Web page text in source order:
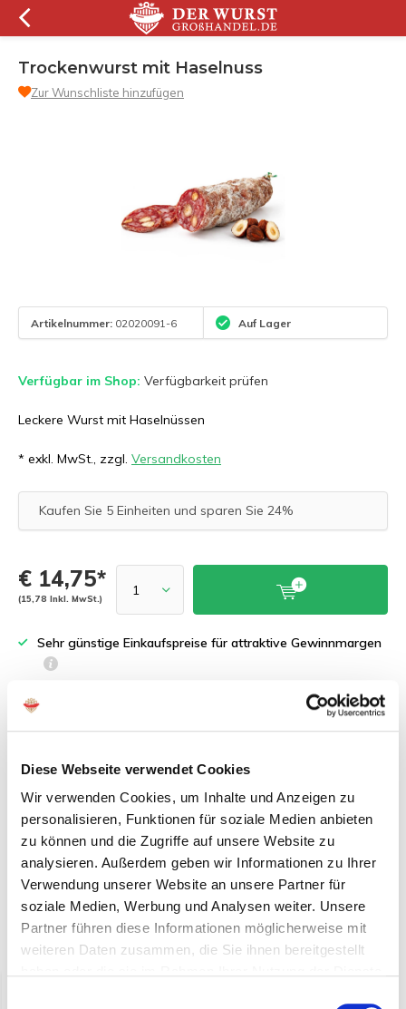
Diese Webseite verwendet Cookies
Wir verwenden Cookies, um Inhalte und Anzeigen zu
personalisieren, Funktionen für soziale Medien anbieten
zu können und die Zugriffe auf unsere Website zu
analysieren. Außerdem geben wir Informationen zu Ihrer
Verwendung unserer Website an unsere Partner für
soziale Medien, Werbung und Analysen weiter. Unsere
Partner führen diese Informationen möglicherweise mit
weiteren Daten zusammen, die Sie ihnen bereitgestellt
Trockenwurst mit Haselnuss
Zur Wunschliste hinzufügen
Artikelnummer: 02020091-6 Auf Lager
Verfügbar im Shop: Verfügbarkeit prüfen
Leckere Wurst mit Haselnüssen
* exkl. MwSt., zzgl. Versandkosten
Kaufen Sie 5 Einheiten und sparen Sie 24%
€ 14,75*
(15,78 Inkl. MwSt.)
Sehr günstige Einkaufspreise für attraktive Gewinnmargen
Produktbeschreibung
Trockenwurst mit Haselnuss
Zuletzt angesehen